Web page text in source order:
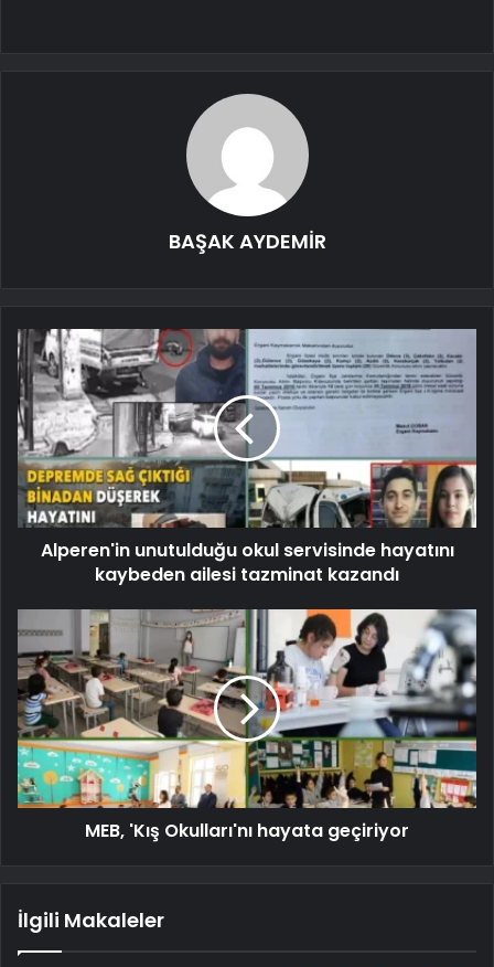
BAŞAK AYDEMİR
Alperen'in unutulduğu okul servisinde hayatını
kaybeden ailesi tazminat kazandı
MEB, 'Kış Okulları'nı hayata geçiriyor
İlgili Makaleler